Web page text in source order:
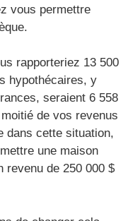
vous permettre
rapporteriez 13 500
hypothécaires, y
seraient 6 558
de vos revenus
dans cette situation,
une maison
revenu de 250 000 $